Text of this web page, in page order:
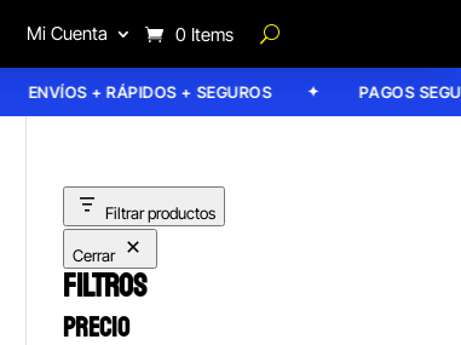
Mi Cuenta 0 Items
ENVÍOS + RÁPIDOS + SEGUROS PAGOS
Filtrar productos
Cerrar
FILTROS
PRECIO